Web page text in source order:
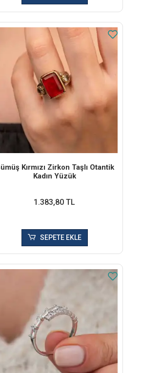
Kırmızı Zirkon Taşlı Otantik
Kadın Yüzük
1.383,80 TL
SEPETE EKLE